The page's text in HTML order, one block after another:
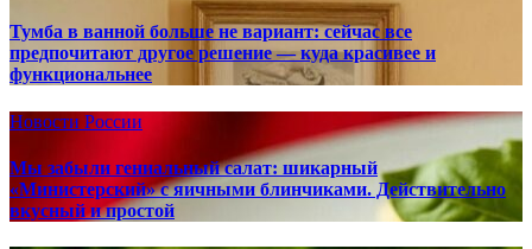
Тумба в ванной больше не вариант: сейчас все
предпочитают другое решение — куда красивее и
функциональнее
Новости России
Мы забыли гениальный салат: шикарный
«Министерский» с яичными блинчиками. Действительно
вкусный и простой